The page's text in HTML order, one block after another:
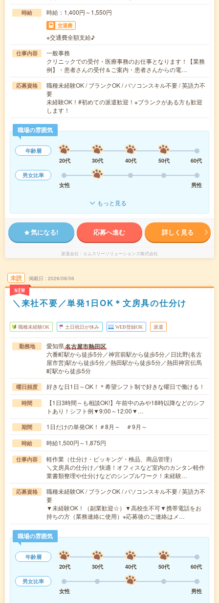
時給 時給：1,400円～1,550円
交通費
※交通費全額支給♪
仕事内容
一般事務
クリニックでの受付・医療事務のお仕事となります！【業務
例】・患者さんの受付＆ご案内・患者さんからの電…
応募資格
職種未経験OK / ブランクOK / パソコンスキル不要 / 英語力不
要
未経験OK！#初めての派遣歓迎！※ブランクがある方も歓迎
します！
職場の雰囲気
年齢層
20代
30代 40代 50代
60代
男女比率
女性
男性
もっと見る
気になる! 応募へ進む 詳しく見る
派遣会社 エムスリーソリューションズ株式会社
未読
NEW
掲載日 2026/08/06
＼来社不要／単発1日OK＊文房具の仕分け
職種未経験OK 土日祝日が休み WEB登録OK 派遣
勤務地 愛知県名古屋市熱田区
六番町駅から徒歩5分／神宮前駅から徒歩5分／日比野(名古
屋市営)駅から徒歩5分／熱田駅から徒歩5分／熱田神宮伝馬
町駅から徒歩5分
曜日頻度 好きな日1日～OK！＊希望シフト制で好きな曜日で働ける！
時間
【1日3時間～も相談OK!】午前中のみや18時以降などのシフ
トあり！シフト例▼9:00～12:00▼…
期間 1日だけの単発OK！＃8月～ ＃9月～
時給 時給1,500円～1,875円
仕事内容
軽作業（仕分け・ピッキング・検品、商品管理）
＼文房具の仕分け／快適！オフィスなど室内のカンタン軽作
業書類整理や仕分けなどのシンプルワーク！未経験…
応募資格
職種未経験OK / ブランクOK / パソコンスキル不要 / 英語力不
要
▼未経験OK！（副業歓迎☆）▼高校生不可▼携帯電話をお
持ちの方（業務連絡に使用）※応募後のご連絡はメ…
職場の雰囲気
年齢層
20代
30代 40代 50代
60代
男女比率
女性
男性